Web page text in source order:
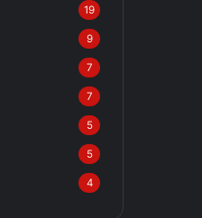
19
9
7
7
5
5
4